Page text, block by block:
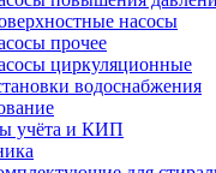
насосы
прочее
циркуляционные
водоснабжения
учёта и КИП